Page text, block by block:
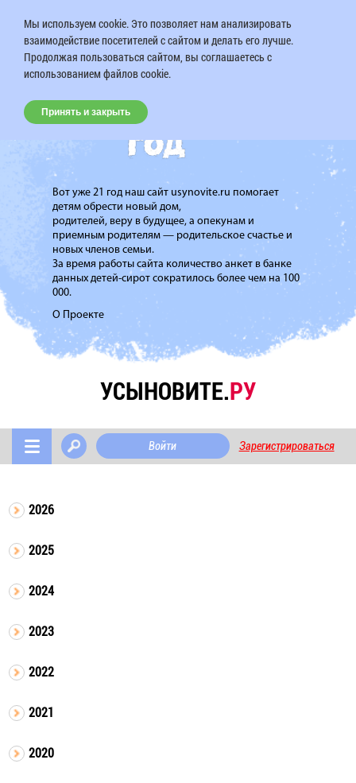
Вот уже 21 год наш сайт usynovite.ru помогает
детям обрести новый дом,
родителей, веру в будущее, а опекунам и
приемным родителям — родительское счастье и
новых членов семьи.
За время работы сайта количество анкет в банке
данных детей-сирот сократилось более чем на 100
000.
О Проекте
УСЫНОВИТЕ.РУ
Войти Зарегистрироваться
2026
2025
2024
2023
2022
2021
2020
Мы используем cookie. Это позволяет нам анализировать
взаимодействие посетителей с сайтом и делать его лучше.
Продолжая пользоваться сайтом, вы соглашаетесь с
использованием файлов cookie.
Принять и закрыть